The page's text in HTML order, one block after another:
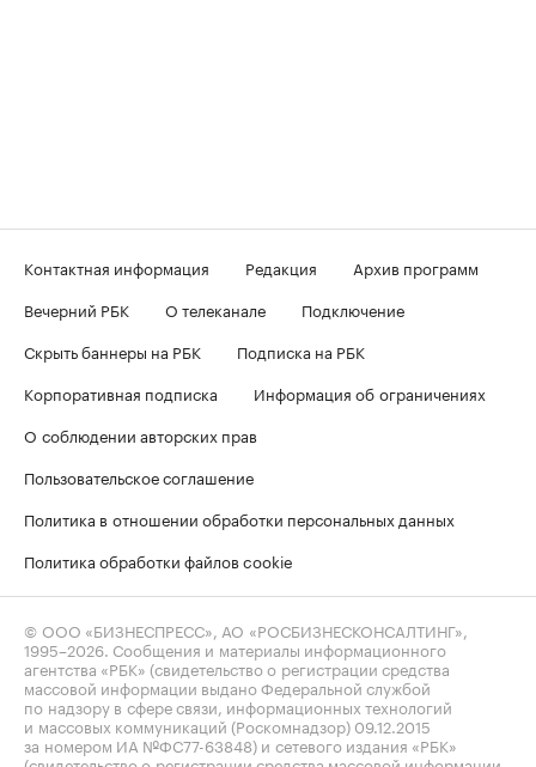
Контактная информация Редакция
Архив программ
Вечерний РБК
О телеканале
Подключение
Скрыть баннеры на РБК
Подписка на РБК
Корпоративная подписка
Информация об ограничениях
О соблюдении авторских прав
Пользовательское соглашение
Политика в отношении обработки персональных данных
Политика обработки файлов cookie
© ООО «БИЗНЕСПРЕСС», АО «РОСБИЗНЕСКОНСАЛТИНГ»,
1995–2026 . Сообщения и материалы информационного
агентства «РБК» (свидетельство о регистрации средства
массовой информации выдано Федеральной службой
по надзору в сфере связи, информационных технологий
и массовых коммуникаций (Роскомнадзор) 09.12.2015
за номером ИА №ФС77-63848) и сетевого издания «РБК»